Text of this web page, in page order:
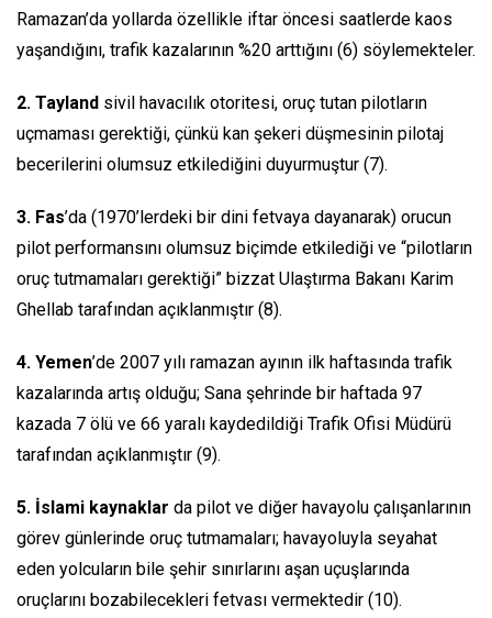
Ramazan’da yollarda özellikle iftar öncesi saatlerde kaos
yaşandığını, trafik kazalarının %20 arttığını (6) söylemekteler.
2. Tayland sivil havacılık otoritesi, oruç tutan pilotların
uçmaması gerektiği, çünkü kan şekeri düşmesinin pilotaj
becerilerini olumsuz etkilediğini duyurmuştur (7).
3. Fas’da (1970’lerdeki bir dini fetvaya dayanarak) orucun
pilot performansını olumsuz biçimde etkilediği ve “pilotların
oruç tutmamaları gerektiği” bizzat Ulaştırma Bakanı Karim
Ghellab tarafından açıklanmıştır (8).
4. Yemen’de 2007 yılı ramazan ayının ilk haftasında trafik
kazalarında artış olduğu; Sana şehrinde bir haftada 97
kazada 7 ölü ve 66 yaralı kaydedildiği Trafik Ofisi Müdürü
tarafından açıklanmıştır (9).
5. İslami kaynaklar da pilot ve diğer havayolu çalışanlarının
görev günlerinde oruç tutmamaları; havayoluyla seyahat
eden yolcuların bile şehir sınırlarını aşan uçuşlarında
oruçlarını bozabilecekleri fetvası vermektedir (10).